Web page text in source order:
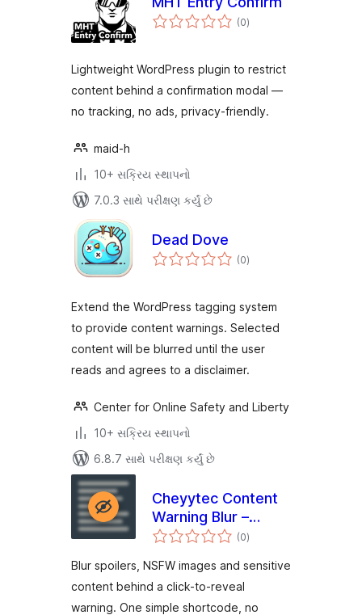
(0કુલ
રેટિંગ્સ
)
Lightweight WordPress plugin to restrict
content behind a confirmation modal —
no tracking, no ads, privacy-friendly.
maid-h
10+ સક્રિય સ્થાપનો
7.0.3 સાથે પરીક્ષણ કર્યું છે
Dead Dove
(0કુલ
રેટિંગ્સ
)
Extend the WordPress tagging system
to provide content warnings. Selected
content will be blurred until the user
reads and agrees to a disclaimer.
Center for Online Safety and Liberty
10+ સક્રિય સ્થાપનો
6.8.7 સાથે પરીક્ષણ કર્યું છે
Cheyytec Content
Warning Blur –
Spoiler, NSFW &
Click to Reveal
(0કુલ
રેટિંગ્સ
)
Blur spoilers, NSFW images and sensitive
content behind a click-to-reveal
warning. One simple shortcode, no